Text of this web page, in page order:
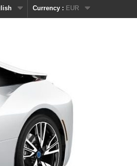
Currency : EUR